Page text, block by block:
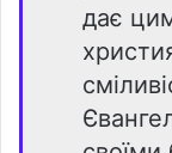
дає